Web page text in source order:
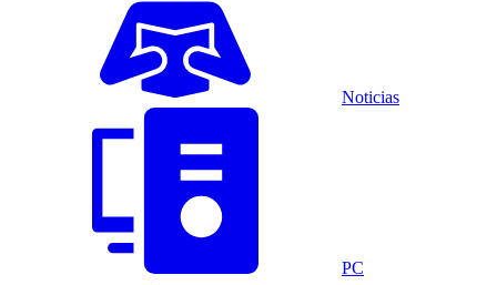
Noticias
PC